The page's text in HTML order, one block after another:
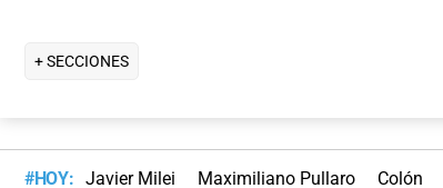
+ SECCIONES
#HOY: Javier Milei Maximiliano Pullaro Colón